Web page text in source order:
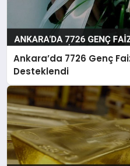
Ankara’da 7726 Genç
Desteklendi